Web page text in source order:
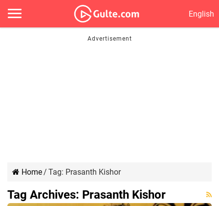
English
Home/ Tag: Prasanth Kishor
Tag Archives: Prasanth Kishor